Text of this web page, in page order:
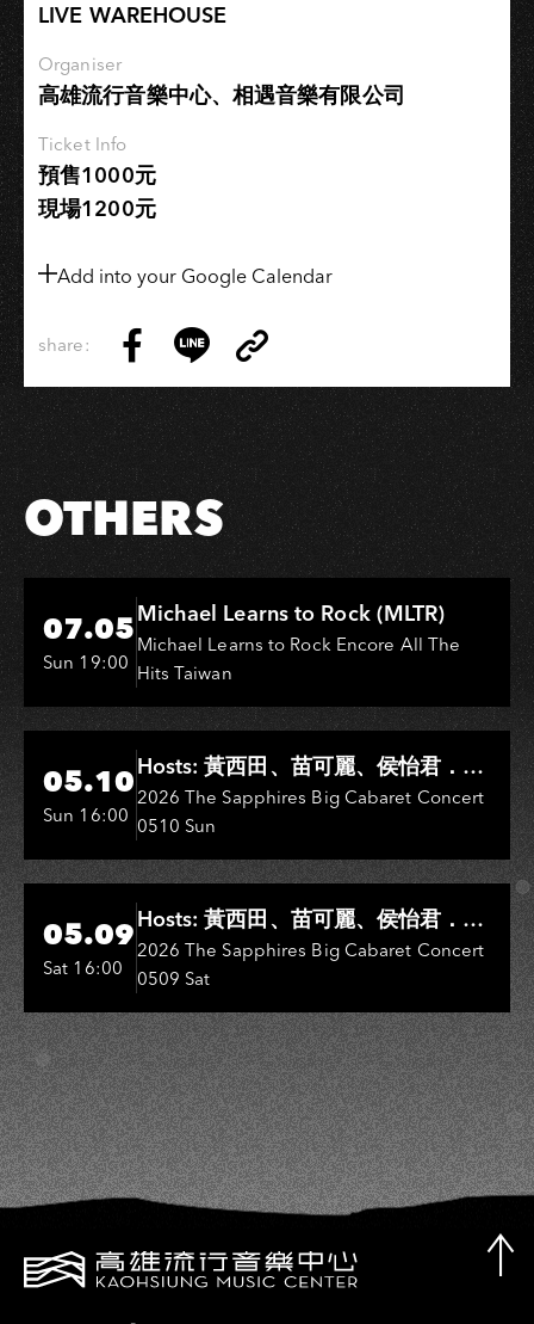
LIVE WAREHOUSE
Organiser
高雄流行音樂中心、相遇音樂有限公司
Ticket Info
預售1000元
現場1200元
Add into your Google Calendar
share:
on
Facebook
on
LINE
Link
Copy
Link
OTHERS
Hi-Ing Music Hall
07.05
Sun 19:00
Michael Learns to Rock (MLTR)
Michael Learns to Rock Encore All The
Hits Taiwan
Hi-Ing Music Hall
05.10
Sun 16:00
Hosts: 黃西田、苗可麗、侯怡君．
Entertainers: 葉啟田、鳥來嬤-吳
敏、王彩樺、王瑞霞、吳淑敏、施文
彬、邵大倫、曹雅雯、陳孟賢、黃露
瑤
2026 The Sapphires Big Cabaret Concert
0510 Sun
Hi-Ing Music Hall
05.09
Sat 16:00
Hosts: 黃西田、苗可麗、侯怡君．
Entertainers: 葉啟田、鳥來嬤-吳
敏、張秀卿、王彩樺、吳淑敏、施文
彬、邵大倫、曹雅雯、陳孟賢、黃露
瑤
2026 The Sapphires Big Cabaret Concert
0509 Sat